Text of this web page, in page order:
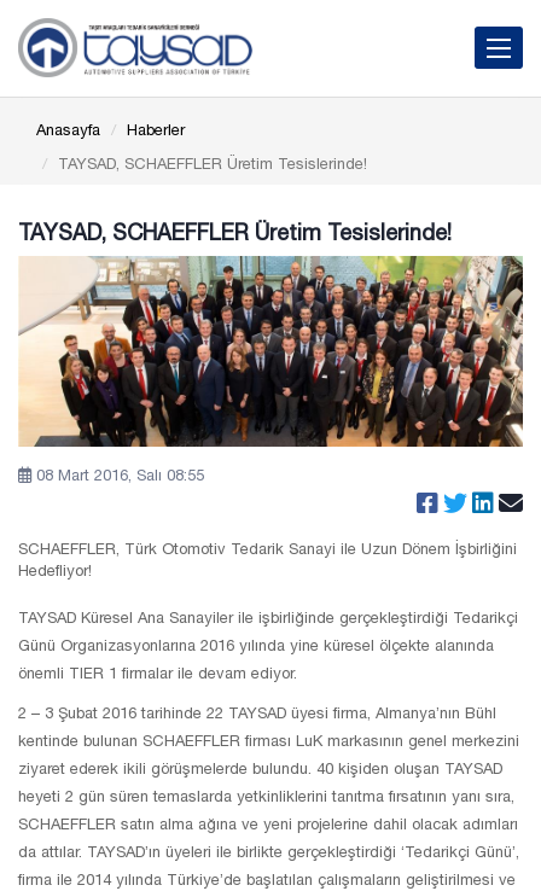
Toggle
Anasayfa
Haberler
TAYSAD, SCHAEFFLER Üretim Tesislerinde!
TAYSAD, SCHAEFFLER Üretim Tesislerinde!
08 Mart 2016, Salı 08:55
SCHAEFFLER, Türk Otomotiv Tedarik Sanayi ile Uzun Dönem İşbirliğini
Hedefliyor!
TAYSAD Küresel Ana Sanayiler ile işbirliğinde gerçekleştirdiği Tedarikçi
Günü Organizasyonlarına 2016 yılında yine küresel ölçekte alanında
önemli TIER 1 firmalar ile devam ediyor.
2 – 3 Şubat 2016 tarihinde 22 TAYSAD üyesi firma, Almanya’nın Bühl
kentinde bulunan SCHAEFFLER firması LuK markasının genel merkezini
ziyaret ederek ikili görüşmelerde bulundu. 40 kişiden oluşan TAYSAD
heyeti 2 gün süren temaslarda yetkinliklerini tanıtma fırsatının yanı sıra,
SCHAEFFLER satın alma ağına ve yeni projelerine dahil olacak adımları
da attılar. TAYSAD’ın üyeleri ile birlikte gerçekleştirdiği ‘Tedarikçi Günü’,
firma ile 2014 yılında Türkiye’de başlatılan çalışmaların geliştirilmesi ve